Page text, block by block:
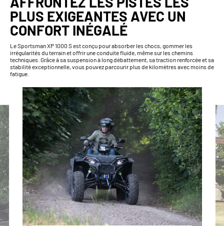
PLUS EXIGEANTES AVEC UN
CONFORT INÉGALÉ
Le Sportsman XP 1000 S est conçu pour absorber les chocs, gommer les
irrégularités du terrain et offrir une conduite fluide, même sur les chemins
techniques. Grâce à sa suspension à long débattement, sa traction renforcée et sa
stabilité exceptionnelle, vous pouvez parcourir plus de kilomètres avec moins de
fatigue.